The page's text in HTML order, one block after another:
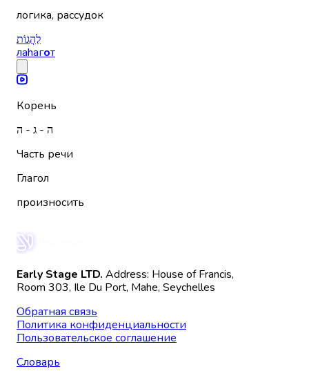
логика, рассудок
לַהֲגוֹת
лаhагот
Корень
ה - ג - ה
Часть речи
Глагол
произносить
Early Stage LTD. Address: House of Francis,
Room 303, Ile Du Port, Mahe, Seychelles
Обратная связь
Политика конфиденциальности
Пользовательское соглашение
Словарь